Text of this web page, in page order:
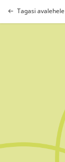
Tagasi avalehele